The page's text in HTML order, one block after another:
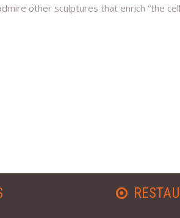
other sculptures that enrich “the